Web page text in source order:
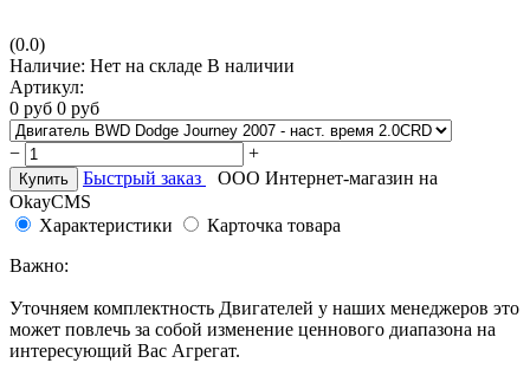
(0.0)
Наличие: Нет на складе В наличии
Артикул:
0 руб 0 руб
− +
Купить Быстрый заказ
ООО Интернет-магазин на
OkayCMS
Характеристики
Карточка товара
Важно:
Уточняем комплектность Двигателей у наших менеджеров это
может повлечь за собой изменение ценнового диапазона на
интересующий Вас Агрегат.